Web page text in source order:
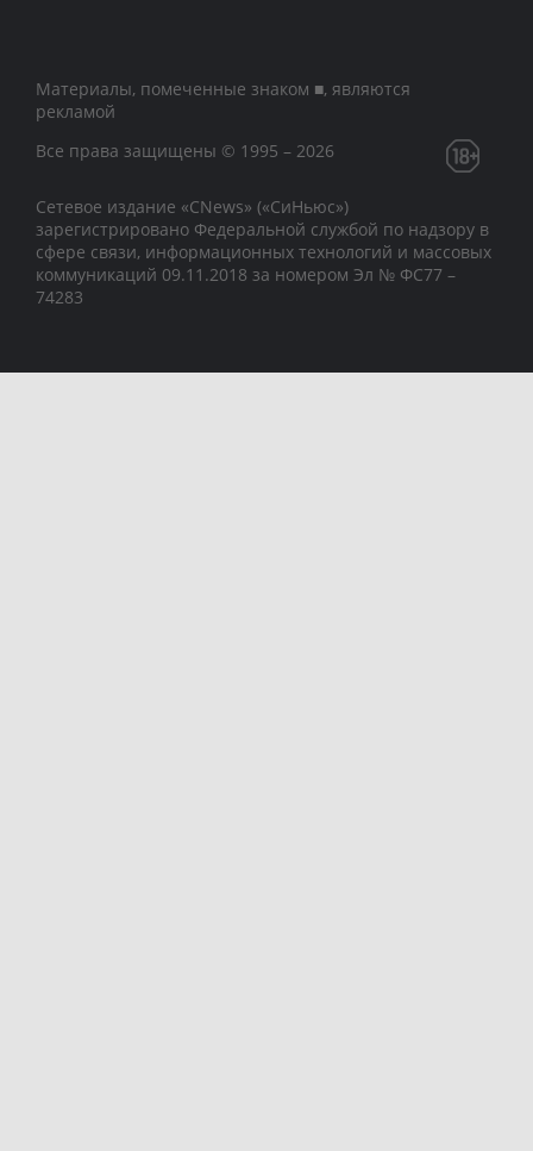
Материалы, помеченные знаком ■, являются
рекламой
Все права защищены © 1995 – 2026
Сетевое издание «CNews» («СиНьюс»)
зарегистрировано Федеральной службой по надзору в
сфере связи, информационных технологий и массовых
коммуникаций 09.11.2018 за номером Эл № ФС77 –
74283